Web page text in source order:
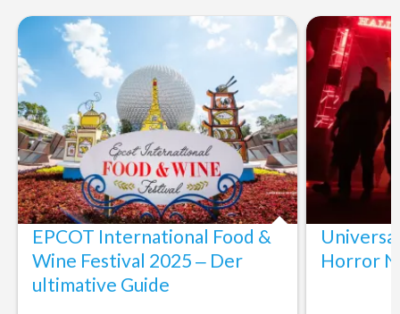
EPCOT International Food &
Wine Festival 2025 ‒ Der
ultimative Guide
Horror